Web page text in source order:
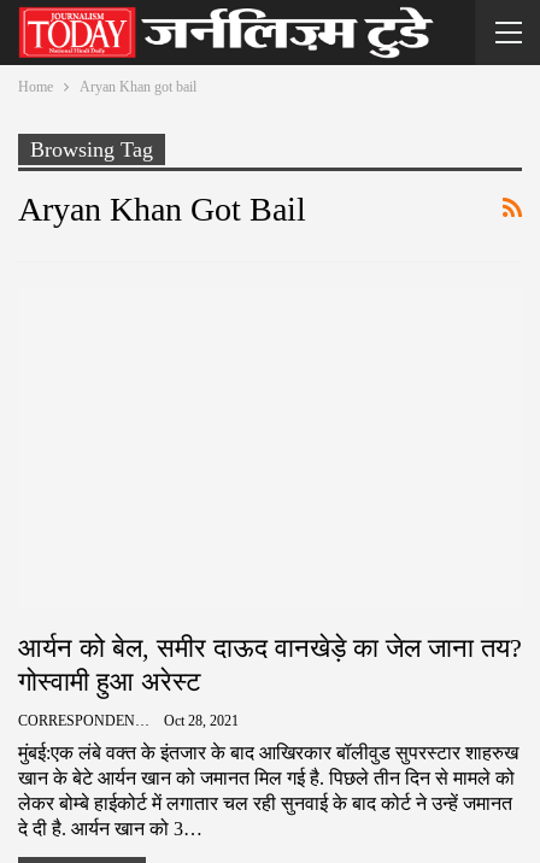
Home Aryan Khan got bail
Browsing Tag
Aryan Khan Got Bail
आर्यन को बेल, समीर दाऊद वानखेड़े का जेल जाना तय?
गोस्वामी हुआ अरेस्ट
CORRESPONDENCE Oct 28, 2021
मुंबई:एक लंबे वक्त के इंतजार के बाद आखिरकार बॉलीवुड सुपरस्टार शाहरुख
खान के बेटे आर्यन खान को जमानत मिल गई है. पिछले तीन दिन से मामले को
लेकर बोम्बे हाईकोर्ट में लगातार चल रही सुनवाई के बाद कोर्ट ने उन्हें जमानत
दे दी है. आर्यन खान को 3…